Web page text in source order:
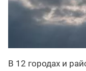
В 12 городах и